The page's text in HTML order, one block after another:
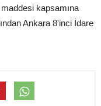
kapsamına
Ankara 8'inci İdare